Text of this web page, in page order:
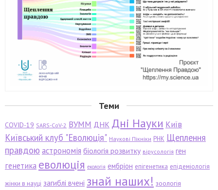
Теми
COVID-19 SARS-CoV-2 ВУММ ДНК Дні Науки Київ
Київський клуб "Еволюція" Наукові Пікніки РНК Щеплення
правдою астрономія біологія розвитку вірусологія ген
генетика еволюція екологія ембріон епігенетика епідеміологія
жінки в науці загиблі вчені знай наших! зоологія